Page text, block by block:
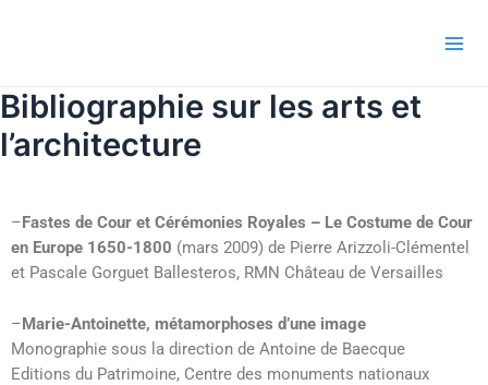
Bibliographie sur les arts et
l’architecture
– Fastes de Cour et Cérémonies Royales – Le Costume de Cour
en Europe 1650-1800 (mars 2009) de Pierre Arizzoli-Clémentel
et Pascale Gorguet Ballesteros, RMN Château de Versailles
–Marie-Antoinette, métamorphoses d’une image
Monographie sous la direction de Antoine de Baecque
Editions du Patrimoine, Centre des monuments nationaux